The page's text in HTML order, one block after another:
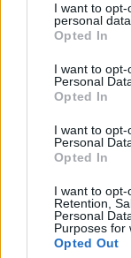
I want to
personal data.
Opted In
I want to
Personal
Opted In
I want to
Personal
Opted In
I want to opt-
Retention,
Personal
Purposes for
Opted Out
Edellinen artikkeli
Mestarien liigan
saatu pakettiin –
joukkueet jatkavat
LIITTYVÄT